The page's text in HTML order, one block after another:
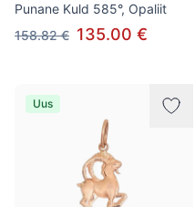
Punane Kuld 585°, Opaliit
158.82 € 135.00 €
Uus